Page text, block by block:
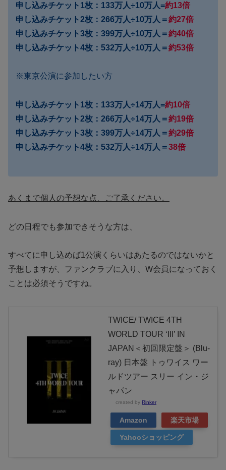
申し込みチケット1枚：133万人÷10万人=約13倍
申し込みチケット2枚：266万人÷10万人＝約27倍
申し込みチケット3枚：399万人÷10万人＝約40倍
申し込みチケット4枚：532万人÷10万人＝約53倍
※東京公演に参加したい方
申し込みチケット1枚：133万人÷14万人=約10倍
申し込みチケット2枚：266万人÷14万人＝約19倍
申し込みチケット3枚：399万人÷14万人＝約29倍
申し込みチケット4枚：532万人÷14万人＝38倍
あくまで個人の予想な点、ご了承ください。
どの日程でも参加できそうな方は、
すべてに申し込めば1公演くらいはあたるのではないかと
予想しますが、ファンクラブに入り、W会員になっておく
ことは必須そうですね。
TWICE/ TWICE 4TH
WORLD TOUR ‘III’ IN
JAPAN＜初回限定盤＞ (Blu-
ray) 日本盤 トゥワイス ワー
ルドツアー スリー イン・ジ
ャパン
created by Rinker
Amazon 楽天市場
Yahooショッピング